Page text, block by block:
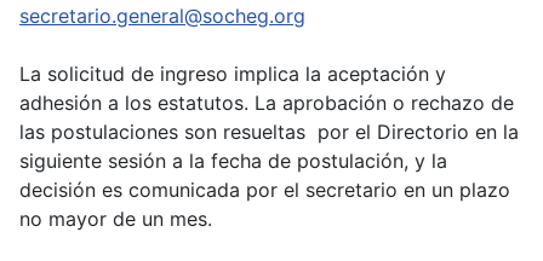
secretario.general@socheg.org
La solicitud de ingreso implica la aceptación y
adhesión a los estatutos. La aprobación o rechazo de
las postulaciones son resueltas por el Directorio en la
siguiente sesión a la fecha de postulación, y la
decisión es comunicada por el secretario en un plazo
no mayor de un mes.